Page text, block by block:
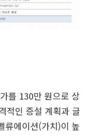
를 130만 원으로 상
적인 증설 계획과 글
류에이션(가치)이 높